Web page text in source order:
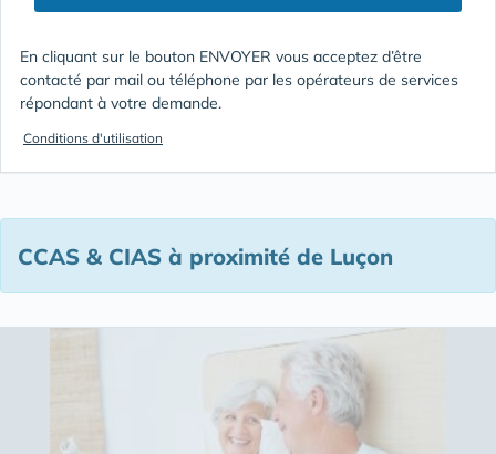
En cliquant sur le bouton ENVOYER vous acceptez d’être
contacté par mail ou téléphone par les opérateurs de services
répondant à votre demande.
Conditions d'utilisation
CCAS & CIAS à proximité de Luçon